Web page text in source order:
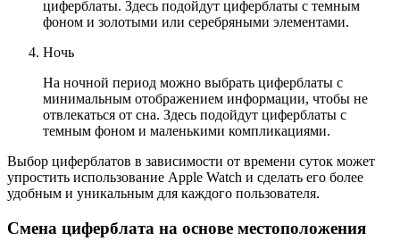
циферблаты. Здесь подойдут циферблаты с темным
фоном и золотыми или серебряными элементами.
Ночь
На ночной период можно выбрать циферблаты с
минимальным отображением информации, чтобы не
отвлекаться от сна. Здесь подойдут циферблаты с
темным фоном и маленькими компликациями.
Выбор циферблатов в зависимости от времени суток может
упростить использование Apple Watch и сделать его более
удобным и уникальным для каждого пользователя.
Смена циферблата на основе местоположения